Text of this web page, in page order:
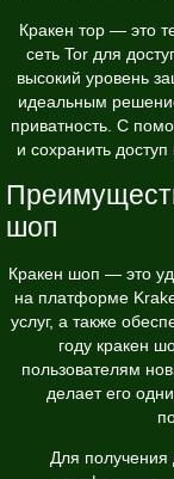
Кракен тор — это
сеть Tor для
высокий уровень
идеальным
приватность. С
и сохранить
шоп
Кракен шоп — это
на платформе
услуг, а также
году кракен
пользователям
делает его
Для